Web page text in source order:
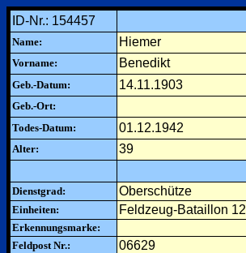
ID-Nr.: 154457
Name: Hiemer
Vorname: Benedikt
Geb.-Datum: 14.11.1903
Geb.-Ort:
Todes-Datum: 01.12.1942
Alter: 39
Dienstgrad: Oberschütze
Einheiten: Feldzeug-Bataillon 12
Erkennungsmarke:
Feldpost Nr.:
06629